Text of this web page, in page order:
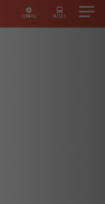
CONFIG RUTAS